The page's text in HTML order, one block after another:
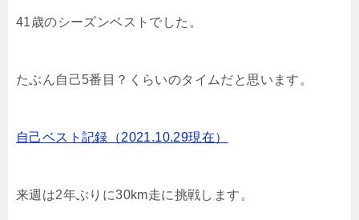
41歳のシーズンベストでした。
たぶん自己5番目？くらいのタイムだと思います。
自己ベスト記録（2021.10.29現在）
来週は2年ぶりに30km走に挑戦します。